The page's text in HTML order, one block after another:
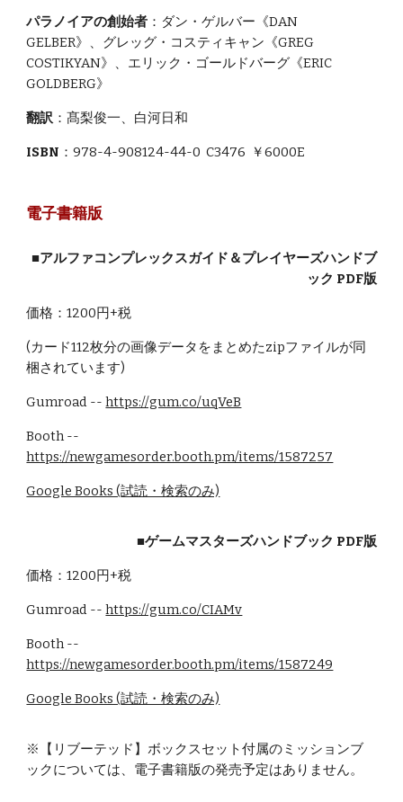
パラノイアの創始者 ：ダン・ゲルバー《DAN
GELBER》、グレッグ・コスティキャン《GREG
COSTIKYAN》、エリック・ゴールドバーグ《ERIC
GOLDBERG》
翻訳 ：髙梨俊一、白河日和
ISBN ：978-4-908124-44-0 C3476 ￥6000E
電子書籍版
■アルファコンプレックスガイド＆プレイヤーズハンドブ
ック PDF版
価格：1200円+税
(カード112枚分の画像データをまとめたzipファイルが同
梱されています)
Gumroad --https://gum.co/uqVeB
Booth --
https://newgamesorder.booth.pm/items/1587257
Google Books (試読・検索のみ)
■ゲームマスターズハンドブック PDF版
価格：1200円+税
Gumroad --https://gum.co/CIAMv
Booth --
https://newgamesorder.booth.pm/items/1587249
Google Books (試読・検索のみ)
※【リブーテッド】ボックスセット付属のミッションブ
ックについては、電子書籍版の発売予定はありません。